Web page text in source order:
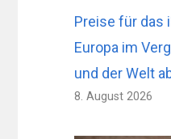
Preise für das
Europa im
und der Welt
8. August 2026